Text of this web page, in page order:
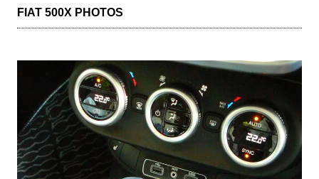
FIAT 500X PHOTOS